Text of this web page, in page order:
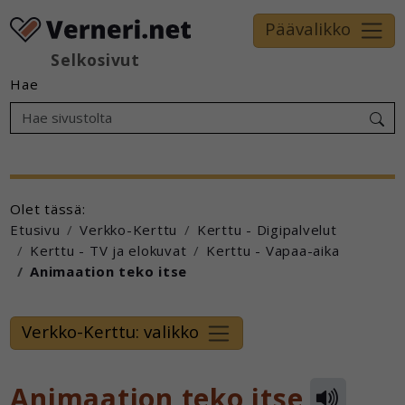
Selkosivut
Päävalikko
Hae
Olet tässä:
Etusivu
Verkko-Kerttu
Kerttu - Digipalvelut
Kerttu - TV ja elokuvat
Kerttu - Vapaa-aika
Animaation teko itse
Verkko-Kerttu: valikko